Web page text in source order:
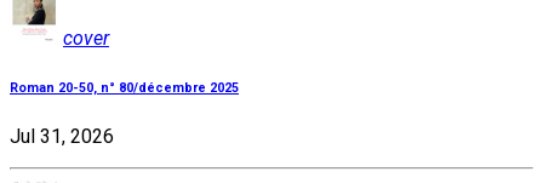
cover
Roman 20-50, n° 80/décembre 2025
Jul 31, 2026